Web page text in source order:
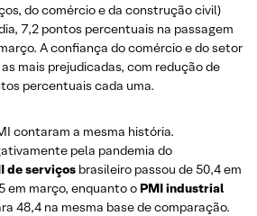
do comércio e da construção civil)
7,2 pontos percentuais na passagem
A confiança do comércio e do setor
mais prejudicadas, com redução de
percentuais cada uma.
contaram a mesma história.
pela pandemia do
de serviços brasileiro passou de 50,4 em
em março, enquanto o PMI industrial
48,4 na mesma base de comparação.